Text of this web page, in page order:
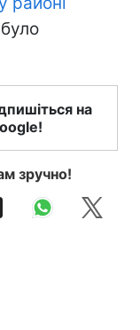
на
зручно!